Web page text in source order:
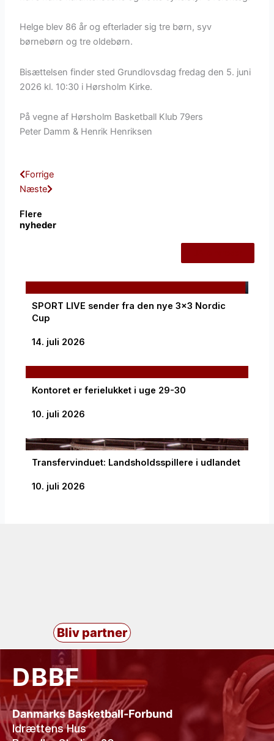
Helge blev 86 år og efterlader sig tre børn, syv
børnebørn og tre oldebørn.
Bisættelsen finder sted Grundlovsdag fredag den 5. juni
2026 kl. 10:30 i Hørsholm Kirke.
På vegne af Hørsholm Basketball Klub 79ers
Peter Damm & Henrik Henriksen
Tidligere
Forrige
Næste
Næste
Flere
nyheder
SPORT LIVE sender fra den nye 3×3 Nordic
Cup
14. juli 2026
Kontoret er ferielukket i uge 29-30
10. juli 2026
Transfervinduet: Landsholdsspillere i udlandet
10. juli 2026
Bliv partner
DBBF
Danmarks Basketball-Forbund
Idrættens Hus